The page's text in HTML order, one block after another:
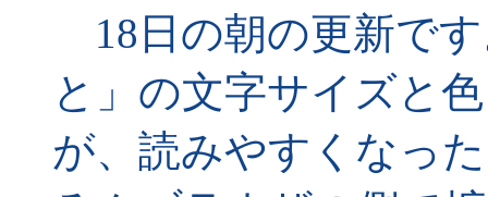
18日の朝の更新で
と」の文字サイズと
が、読みやすくなっ